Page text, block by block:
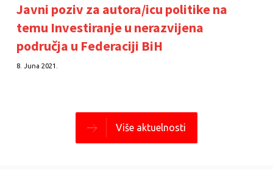
Javni poziv za autora/icu politike na
temu Investiranje u nerazvijena
područja u Federaciji BiH
8. Juna 2021.
Više aktuelnosti